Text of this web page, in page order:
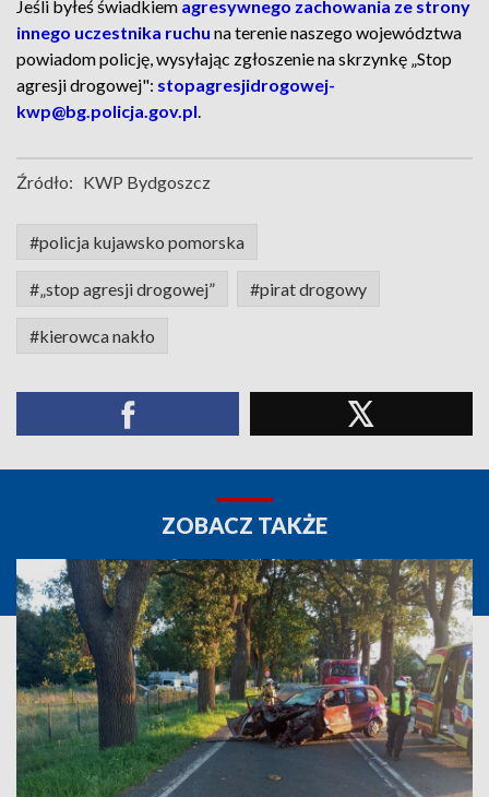
Jeśli byłeś świadkiem agresywnego zachowania ze strony
innego uczestnika ruchu na terenie naszego województwa
powiadom policję, wysyłając zgłoszenie na skrzynkę „Stop
agresji drogowej": stopagresjidrogowej-
kwp@bg.policja.gov.pl.
Źródło: KWP Bydgoszcz
#policja kujawsko pomorska
#„stop agresji drogowej” #pirat drogowy
#kierowca nakło
ZOBACZ TAKŻE